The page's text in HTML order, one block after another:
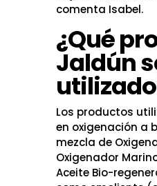
comenta Isabel.
¿Qué
Jaldún
Los productos
en oxigenación a
mezcla de
Oxigenador
Aceite Bio-